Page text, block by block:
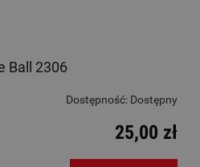
Ball 2306
Dostępność: Dostępny
25,00 zł